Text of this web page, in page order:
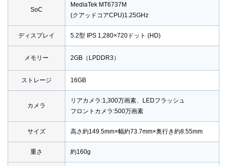
SoC
MediaTek MT6737M
(クアッドコアCPU)1.25GHz
ディスプレイ 5.2型 IPS 1,280×720ドット (HD)
メモリー 2GB（LPDDR3）
ストレージ 16GB
カメラ
リアカメラ:1,300万画素、LEDフラッシュ
フロントカメラ:500万画素
サイズ 高さ約149.5mm×幅約73.7mm×奥行き約8.55mm
重さ 約160g